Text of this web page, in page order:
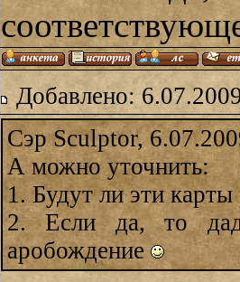
Добавлено:
Сэр Sculptor,
А можно уточнить:
1. Будут ли эти
2. Если да, то
аробождение